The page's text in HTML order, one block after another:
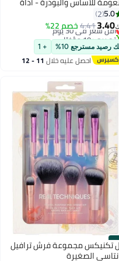
2
محمولة لتغطية ناعمة5.0
2
3.40
4.41خصم 22%أقل سعر في 30 يوم
تم بيع +10 مؤخرًا
أقل سعر في 30 يوم
رصيد مسترجع 10% + 1
احصل عليه خلال 11 - 12
اغسطس
تكنيكس مجموعة فرش ترافيل
الصغيرة